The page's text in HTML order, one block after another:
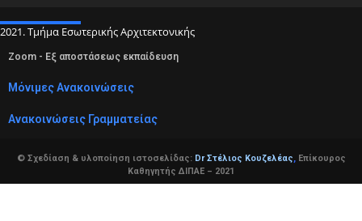
2021. Τμήμα Εσωτερικής Αρχιτεκτονικής
Zoom - Εξ αποστάσεως εκπαίδευση
Μόνιμες Ανακοινώσεις
Ανακοινώσεις Γραμματείας
© Σχεδίαση & υλοποίηση ιστοσελίδας: Dr Στέλιος Κουζελέας,Επίκουρος
Καθηγητής ΔΙΠΑΕ – 2021